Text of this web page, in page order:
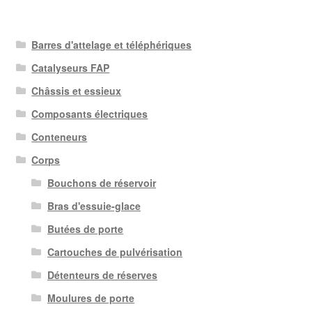
Barres d'attelage et téléphériques
Catalyseurs FAP
Châssis et essieux
Composants électriques
Conteneurs
Corps
Bouchons de réservoir
Bras d'essuie-glace
Butées de porte
Cartouches de pulvérisation
Détenteurs de réserves
Moulures de porte